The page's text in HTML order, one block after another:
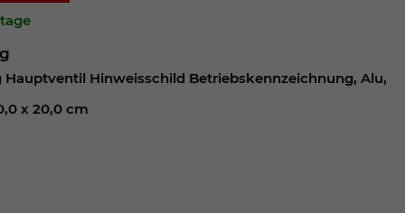
Hauptventil Hinweisschild Betriebskennzeichnung, Alu,
x 20,0 cm